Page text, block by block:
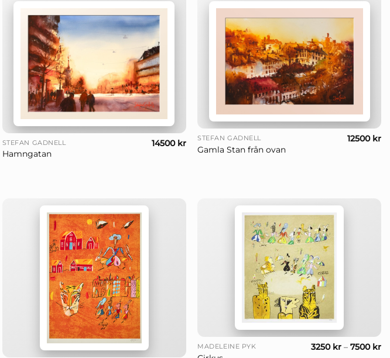
STEFAN GADNELL
Hamngatan
14500 kr STEFAN GADNELL
Gamla Stan från ovan
12500 kr
MADELEINE PYK 3250 kr –7500 kr